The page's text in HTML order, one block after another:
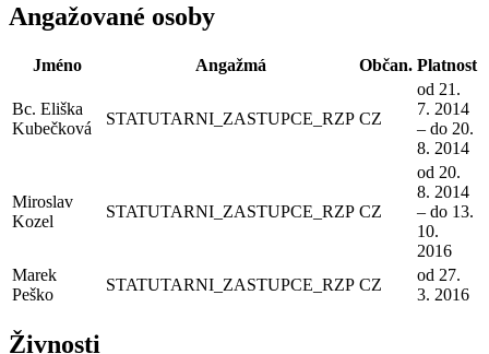
Angažované osoby
Jméno Angažmá Občan. Platnost
Bc. Eliška
Kubečková
STATUTARNI_ZASTUPCE_RZP CZ
od 21.
7. 2014
– do 20.
8. 2014
Miroslav
Kozel
STATUTARNI_ZASTUPCE_RZP CZ
od 20.
8. 2014
– do 13.
10.
2016
Marek
Peško
STATUTARNI_ZASTUPCE_RZP CZ
od 27.
3. 2016
Živnosti